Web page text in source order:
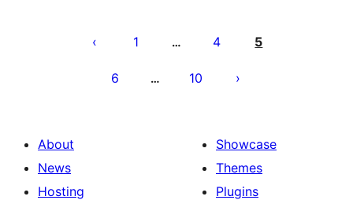
des
1 … 4 5
6 … 10
About
News
Hosting
Showcase
Themes
Plugins